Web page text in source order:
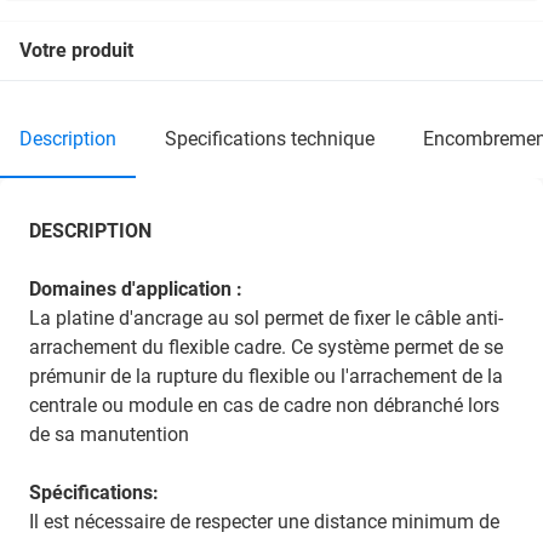
Votre produit
description specifications technique
DESCRIPTION
Domaines d'application :
La platine d'ancrage au sol permet de fixer le câble anti-
arrachement du flexible cadre. Ce système permet de se
prémunir de la rupture du flexible ou l'arrachement de la
centrale ou module en cas de cadre non débranché lors
de sa manutention
Spécifications:
Il est nécessaire de respecter une distance minimum de